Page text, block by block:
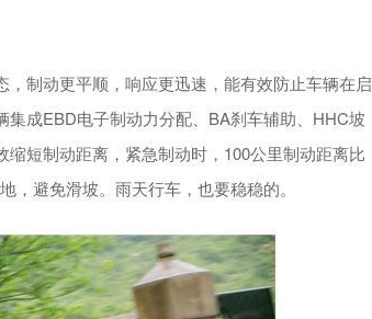
制动更平顺，响应更迅速，能有效防止车辆在启
成EBD电子制动力分配、BA刹车辅助、HHC坡
短制动距离，紧急制动时，100公里制动距离比
避免滑坡。雨天行车，也要稳稳的。